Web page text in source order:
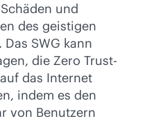
und
des geistigen
Das SWG kann
die Zero Trust-
das Internet
indem es den
von Benutzern